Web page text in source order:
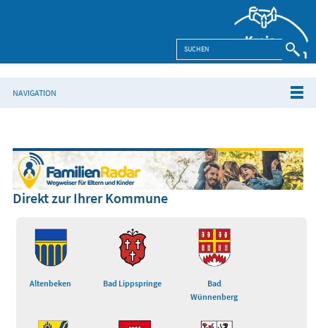
NAVIGATION
Direkt zur Ihrer Kommune
Altenbeken Bad Lippspringe
Bad
Wünnenberg